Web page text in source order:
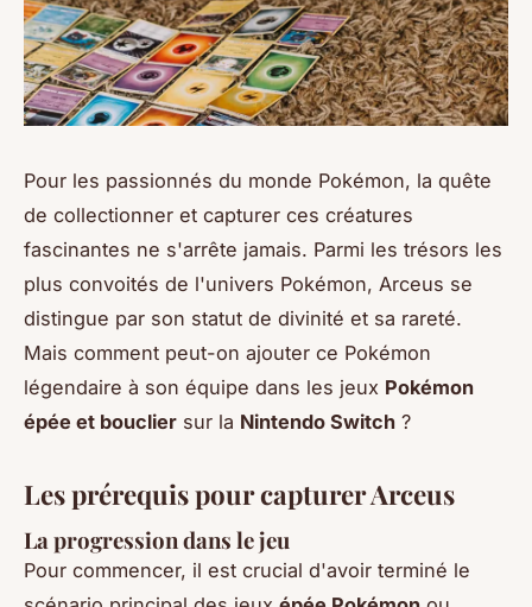
Pour les passionnés du monde Pokémon, la quête
de collectionner et capturer ces créatures
fascinantes ne s'arrête jamais. Parmi les trésors les
plus convoités de l'univers Pokémon, Arceus se
distingue par son statut de divinité et sa rareté.
Mais comment peut-on ajouter ce Pokémon
légendaire à son équipe dans les jeux Pokémon
épée et bouclier sur la Nintendo Switch ?
Les prérequis pour capturer Arceus
La progression dans le jeu
Pour commencer, il est crucial d'avoir terminé le